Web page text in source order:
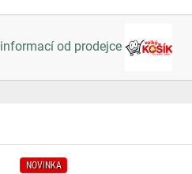
od prodejce
NOVINKA